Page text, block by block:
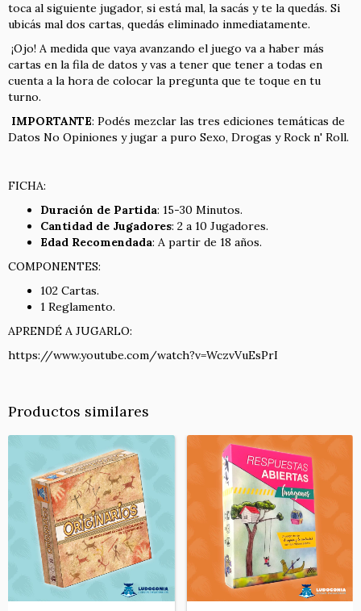
toca al siguiente jugador, si está mal, la sacás y te la quedás. Si
ubicás mal dos cartas, quedás eliminado inmediatamente.
¡Ojo! A medida que vaya avanzando el juego va a haber más
cartas en la fila de datos y vas a tener que tener a todas en
cuenta a la hora de colocar la pregunta que te toque en tu
turno.
IMPORTANTE: Podés mezclar las tres ediciones temáticas de
Datos No Opiniones y jugar a puro Sexo, Drogas y Rock n' Roll.
FICHA:
Duración de Partida: 15-30 Minutos.
Cantidad de Jugadores: 2 a 10 Jugadores.
Edad Recomendada: A partir de 18 años.
COMPONENTES:
102 Cartas.
1 Reglamento.
APRENDÉ A JUGARLO:
https://www.youtube.com/watch?v=WczvVuEsPrI
Productos similares